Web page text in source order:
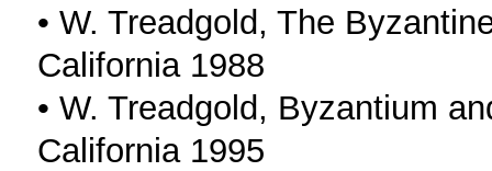
• W. Treadgold, The
California 1988
• W. Treadgold, Byzantium
California 1995